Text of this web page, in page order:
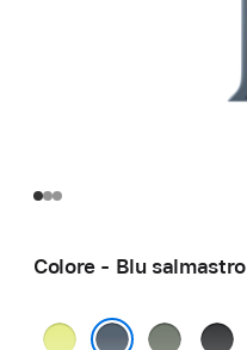
Colore - Blu salmastro
Giallo
Grigioverde
Nero